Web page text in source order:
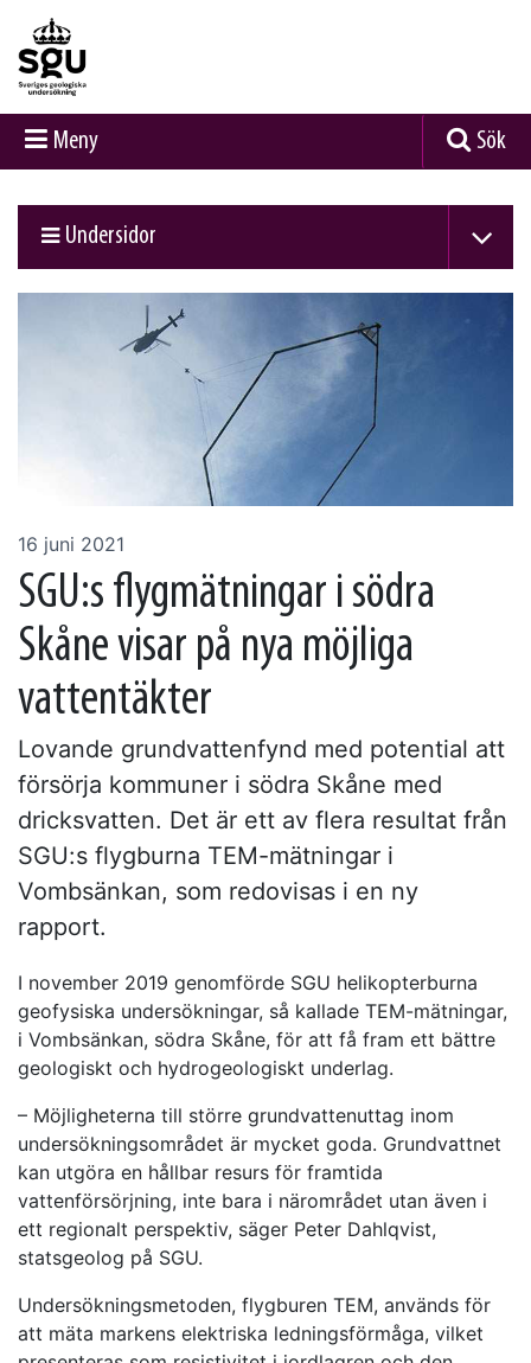
Meny Sök
Undersidor
16 juni 2021
SGU:s flygmätningar i södra
Skåne visar på nya möjliga
vattentäkter
Lovande grundvattenfynd med potential att
försörja kommuner i södra Skåne med
dricksvatten. Det är ett av flera resultat från
SGU:s flygburna TEM-mätningar i
Vombsänkan, som redovisas i en ny
rapport.
I november 2019 genomförde SGU helikopterburna
geofysiska undersökningar, så kallade TEM-mätningar,
i Vombsänkan, södra Skåne, för att få fram ett bättre
geologiskt och hydrogeologiskt underlag.
– Möjligheterna till större grundvattenuttag inom
undersökningsområdet är mycket goda. Grundvattnet
kan utgöra en hållbar resurs för framtida
vattenförsörjning, inte bara i närområdet utan även i
ett regionalt perspektiv, säger Peter Dahlqvist,
statsgeolog på SGU.
Undersökningsmetoden, flygburen TEM, används för
att mäta markens elektriska ledningsförmåga, vilket